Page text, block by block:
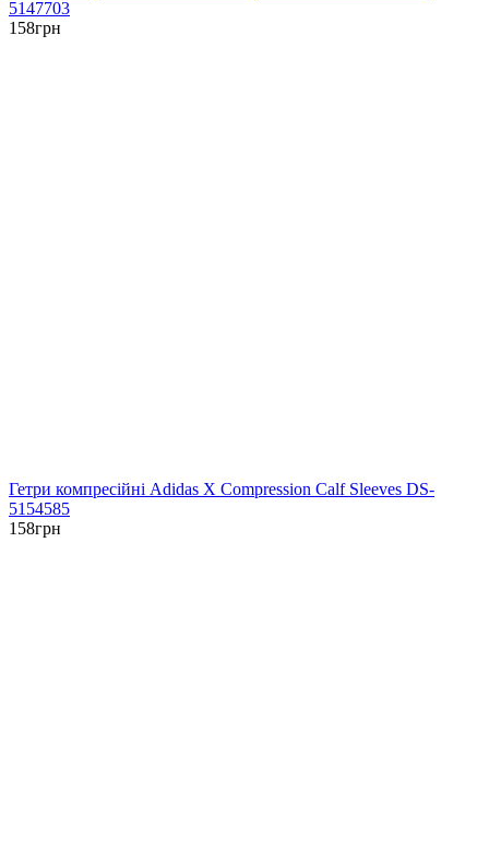
5147703
158грн
Гетри компресійні Adidas X Compression Calf Sleeves DS-
5154585
158грн